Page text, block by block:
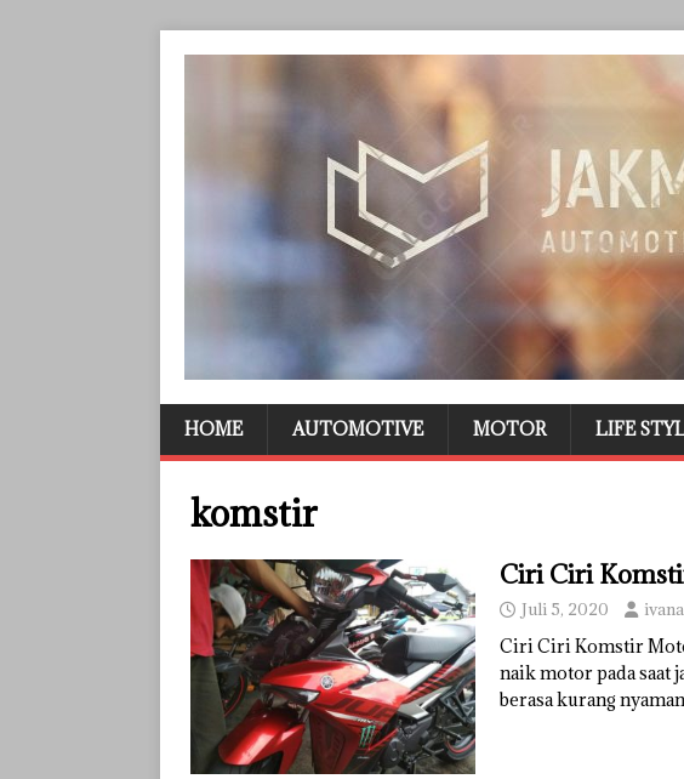
HOME AUTOMOTIVE MOTOR LIFE
komstir
Ciri Ciri
Juli 5, 2020 ivana
Ciri Ciri Komstir
naik motor pada saat
berasa kurang